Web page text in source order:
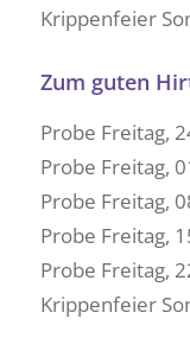
Krippenfeier
Zum guten
Probe Freitag,
Probe Freitag,
Probe Freitag,
Probe Freitag,
Probe Freitag,
Krippenfeier